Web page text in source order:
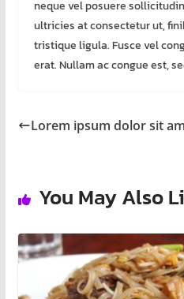
neque vel posuere
ultricies at consectetur ut,
tristique ligula. Fusce vel
erat. Nullam ac congue est,
Lorem ipsum dolor sit
You May Also